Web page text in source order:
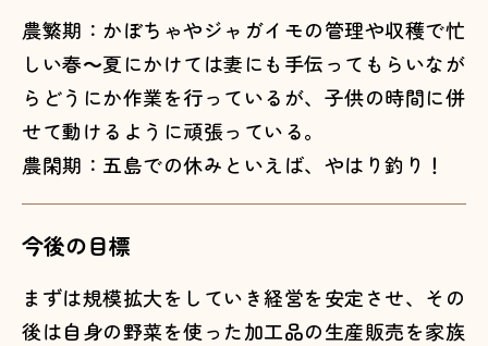
農繁期：かぼちゃやジャガイモの管理や収穫で忙
しい春～夏にかけては妻にも手伝ってもらいなが
らどうにか作業を行っているが、子供の時間に併
せて動けるように頑張っている。
農閑期：五島での休みといえば、やはり釣り！
今後の目標
まずは規模拡大をしていき経営を安定させ、その
後は自身の野菜を使った加工品の生産販売を家族